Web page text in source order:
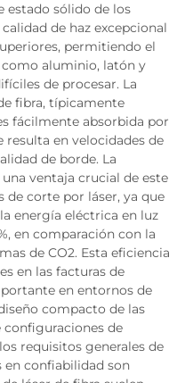
estado sólido de los
de haz excepcional
permitiendo el
aluminio, latón y
de procesar. La
fibra, típicamente
fácilmente absorbida por
resulta en velocidades de
de borde. La
ventaja crucial de este
de corte por láser, ya que
energía eléctrica en luz
en comparación con la
de CO2. Esta eficiencia
en las facturas de
en entornos de
compacto de las
de
requisitos generales de
en confiabilidad son